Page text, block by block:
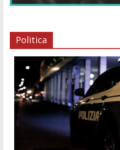
Politica